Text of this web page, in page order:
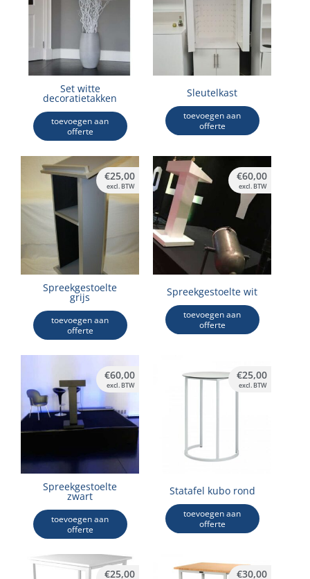
Set witte
decoratietakken
toevoegen aan
offerte
Sleutelkast
toevoegen aan
offerte
Spreekgestoelte
grijs
toevoegen aan
offerte
€25,00
excl. BTW
Spreekgestoelte wit
toevoegen aan
offerte
€60,00
excl. BTW
Spreekgestoelte
zwart
toevoegen aan
offerte
€60,00
excl. BTW
Statafel kubo rond
toevoegen aan
offerte
€25,00
excl. BTW
€25,00 €30,00